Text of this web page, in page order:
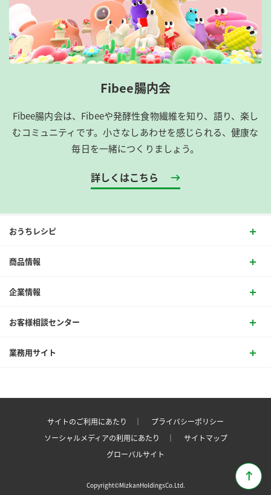
Fibee腸内会
Fibee腸内会は、​Fibeeや発酵性食物繊維を知り、語り、楽し
むコミュニティです。​小さなしあわせを感じられる、健康な
毎日を一緒につくりましょう。
詳しくはこちら
おうちレシピ
商品情報
企業情報
お客様相談センター
業務用サイト
サイトのご利用にあたり ｜
プライバシーポリシー
ソーシャルメディアの利用にあたり ｜
サイトマップ
グローバルサイト
Copyright©MizkanHoldingsCo.Ltd.